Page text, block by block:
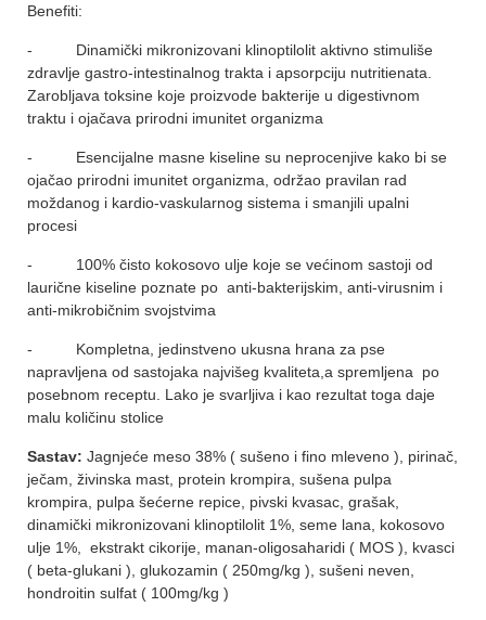
Benefiti:
- Dinamički mikronizovani klinoptilolit aktivno stimuliše
zdravlje gastro-intestinalnog trakta i apsorpciju nutritienata.
Zarobljava toksine koje proizvode bakterije u digestivnom
traktu i ojačava prirodni imunitet organizma
- Esencijalne masne kiseline su neprocenjive kako bi se
ojačao prirodni imunitet organizma, održao pravilan rad
moždanog i kardio-vaskularnog sistema i smanjili upalni
procesi
- 100% čisto kokosovo ulje koje se većinom sastoji od
laurične kiseline poznate po anti-bakterijskim, anti-virusnim i
anti-mikrobičnim svojstvima
- Kompletna, jedinstveno ukusna hrana za pse
napravljena od sastojaka najvišeg kvaliteta,a spremljena po
posebnom receptu. Lako je svarljiva i kao rezultat toga daje
malu količinu stolice
Sastav: Jagnjeće meso 38% ( sušeno i fino mleveno ), pirinač,
ječam, živinska mast, protein krompira, sušena pulpa
krompira, pulpa šećerne repice, pivski kvasac, grašak,
dinamički mikronizovani klinoptilolit 1%, seme lana, kokosovo
ulje 1%, ekstrakt cikorije, manan-oligosaharidi ( MOS ), kvasci
( beta-glukani ), glukozamin ( 250mg/kg ), sušeni neven,
hondroitin sulfat ( 100mg/kg )